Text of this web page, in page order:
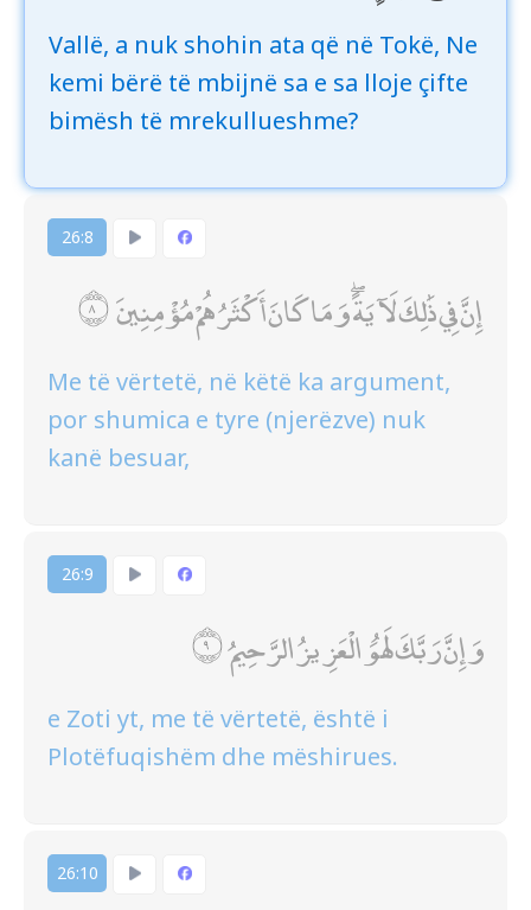
Vallë, a nuk shohin ata që në Tokë, Ne
kemi bërë të mbijnë sa e sa lloje çifte
bimësh të mrekullueshme?
26:8
إِنَّ فِي ذَٰلِكَ لَآيَةً ۖ وَمَا كَانَ أَكْثَرُهُمْ مُؤْمِنِينَ
Me të vërtetë, në këtë ka argument,
por shumica e tyre (njerëzve) nuk
kanë besuar,
26:9
وَإِنَّ رَبَّكَ لَهُوَ الْعَزِيزُ الرَّحِيمُ
e Zoti yt, me të vërtetë, është i
Plotëfuqishëm dhe mëshirues.
26:10